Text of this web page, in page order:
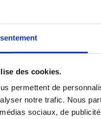
des cookies.
permettent de
notre trafic. Nous
sociaux, de
LEGAL
CGV
Politique de
Cookies